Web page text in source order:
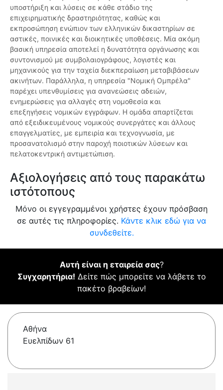
υποστήριξη και λύσεις σε κάθε στάδιο της
επιχειρηματικής δραστηριότητας, καθώς και
εκπροσώπηση ενώπιον των ελληνικών δικαστηρίων σε
αστικές, ποινικές και διοικητικές υποθέσεις. Μία ακόμη
βασική υπηρεσία αποτελεί η δυνατότητα οργάνωσης και
συντονισμού με συμβολαιογράφους, λογιστές και
μηχανικούς για την ταχεία διεκπεραίωση μεταβιβάσεων
ακινήτων. Παράλληλα, η υπηρεσία "Νομική Ομπρέλα"
παρέχει υπενθυμίσεις για ανανεώσεις αδειών,
ενημερώσεις για αλλαγές στη νομοθεσία και
επεξηγήσεις νομικών εγγράφων. Η ομάδα απαρτίζεται
από εξειδικευμένους νομικούς συνεργάτες και άλλους
επαγγελματίες, με εμπειρία και τεχνογνωσία, με
προσανατολισμό στην παροχή ποιοτικών λύσεων και
πελατοκεντρική αντιμετώπιση.
Αξιολογήσεις από τους παρακάτω
ιστότοπους
Μόνο οι εγγεγραμμένοι χρήστες έχουν πρόσβαση
σε αυτές τις πληροφορίες. Κάντε κλικ εδώ για να
συνδεθείτε.
Αυτή είναι η εταιρεία σας?
Συγχαρητήρια! Δείτε πώς μπορείτε να λάβετε το
πακέτο βραβείων!
Αθήνα
Ευελπίδων 61